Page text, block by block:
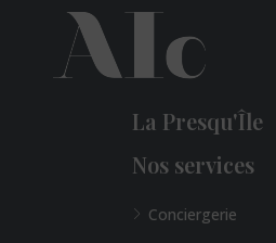
La Presqu'Île
Nos services
Conciergerie